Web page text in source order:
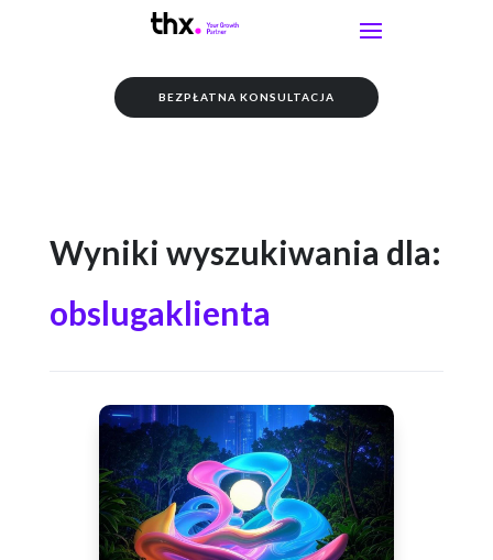
BEZPŁATNA KONSULTACJA
Wyniki wyszukiwania dla:
obslugaklienta